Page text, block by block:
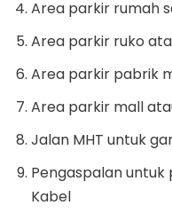
Area parkir rumah
Area parkir ruko
Area parkir pabrik
Area parkir mall
Jalan MHT untuk
Pengaspalan untuk
Kabel